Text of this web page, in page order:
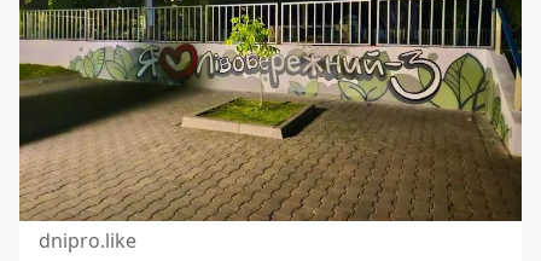
dnipro.like